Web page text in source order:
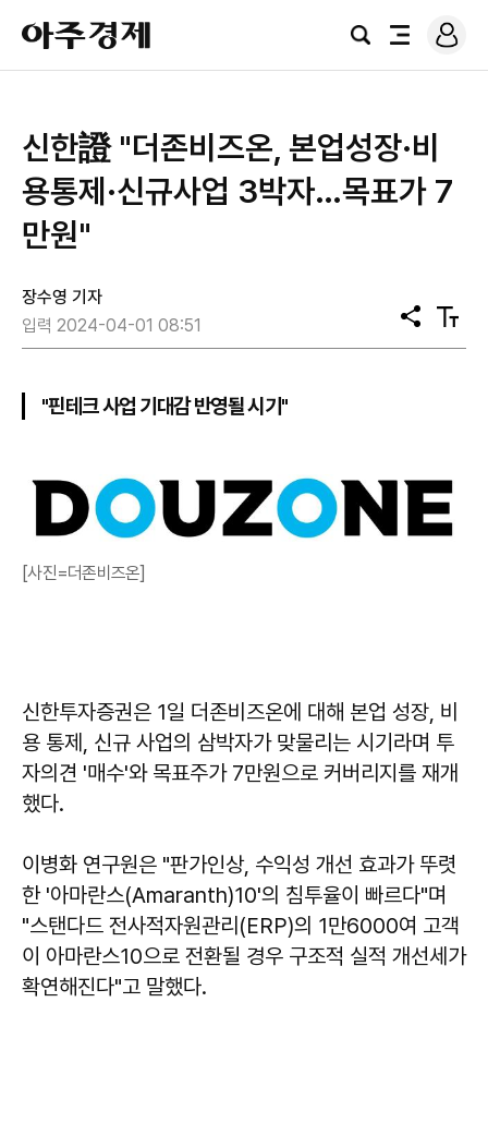
아
주
경
검
전
로
그
신한證 "더존비즈온, 본업성장·비
용통제·신규사업 3박자…목표가 7
만원"
장수영 기자
입력 2024-04-01 08:51
공
유
텍
스
"핀테크 사업 기대감 반영될 시기"
[사진=더존비즈온]
신한투자증권은 1일 더존비즈온에 대해 본업 성장, 비
용 통제, 신규 사업의 삼박자가 맞물리는 시기라며 투
자의견 '매수'와 목표주가 7만원으로 커버리지를 재개
했다.
이병화 연구원은 "판가인상, 수익성 개선 효과가 뚜렷
한 '아마란스(Amaranth)10'의 침투율이 빠르다"며
"스탠다드 전사적자원관리(ERP)의 1만6000여 고객
이 아마란스10으로 전환될 경우 구조적 실적 개선세가
확연해진다"고 말했다.